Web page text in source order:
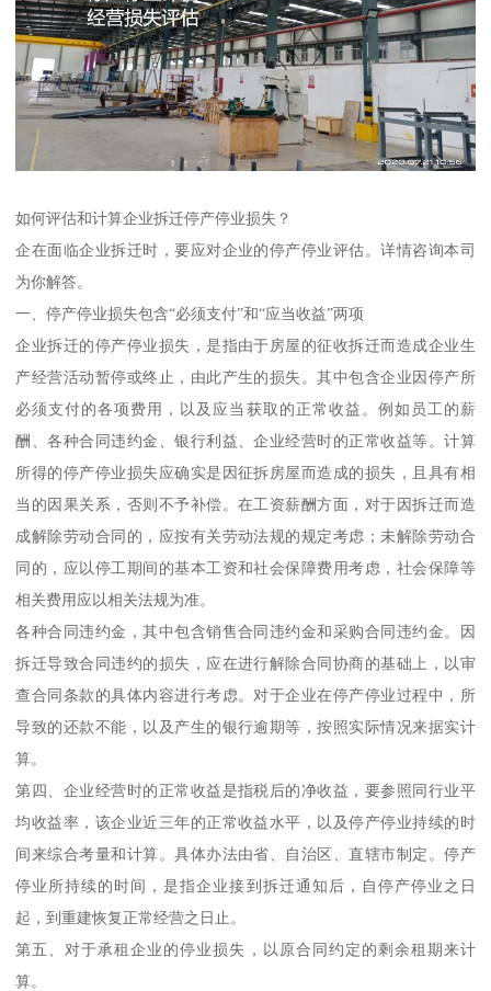
如何评估和计算企业拆迁停产停业损失？
企在面临企业拆迁时，要应对企业的停产停业评估。详情咨询本司
为你解答。
一、停产停业损失包含“必须支付”和“应当收益”两项
企业拆迁的停产停业损失，是指由于房屋的征收拆迁而造成企业生
产经营活动暂停或终止，由此产生的损失。其中包含企业因停产所
必须支付的各项费用，以及应当获取的正常收益。例如员工的薪
酬、各种合同违约金、银行利益、企业经营时的正常收益等。计算
所得的停产停业损失应确实是因征拆房屋而造成的损失，且具有相
当的因果关系，否则不予补偿。在工资薪酬方面，对于因拆迁而造
成解除劳动合同的，应按有关劳动法规的规定考虑；未解除劳动合
同的，应以停工期间的基本工资和社会保障费用考虑，社会保障等
相关费用应以相关法规为准。
各种合同违约金，其中包含销售合同违约金和采购合同违约金。因
拆迁导致合同违约的损失，应在进行解除合同协商的基础上，以审
查合同条款的具体内容进行考虑。对于企业在停产停业过程中，所
导致的还款不能，以及产生的银行逾期等，按照实际情况来据实计
算。
第四、企业经营时的正常收益是指税后的净收益，要参照同行业平
均收益率，该企业近三年的正常收益水平，以及停产停业持续的时
间来综合考量和计算。具体办法由省、自治区、直辖市制定。停产
停业所持续的时间，是指企业接到拆迁通知后，自停产停业之日
起，到重建恢复正常经营之日止。
第五、对于承租企业的停业损失，以原合同约定的剩余租期来计
算。